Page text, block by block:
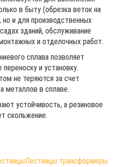
в быту (обрезка веток на
и для производственных
зданий, обслуживание
и отделочных работ.
сплава позволяет
и установку.
не теряются за счет
металлов в сплаве.
устойчивость, а резиновое
скольжение.
Лестницы трансформеры